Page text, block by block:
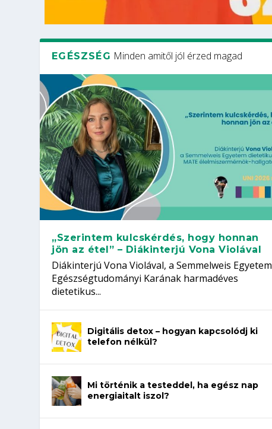
EGÉSZSÉG Minden amitől jól érzed magad
„Szerintem kulcskérdés, hogy honnan
jön az étel” – Diákinterjú Vona Violával
Diákinterjú Vona Violával, a Semmelweis Egyetem
Egészségtudományi Karának harmadéves
dietetikus...
Digitális detox – hogyan kapcsolódj ki
telefon nélkül?
Mi történik a testeddel, ha egész nap
energiaitalt iszol?